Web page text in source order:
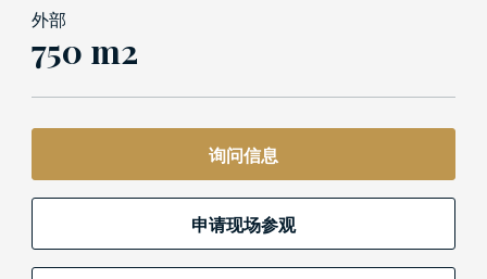
外部
750 m2
询问信息
申请现场参观